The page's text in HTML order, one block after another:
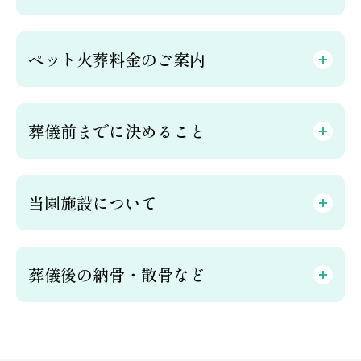
ペット火葬料金のご案内
葬儀前までに決めること
当園施設について
葬儀後の納骨・散骨など